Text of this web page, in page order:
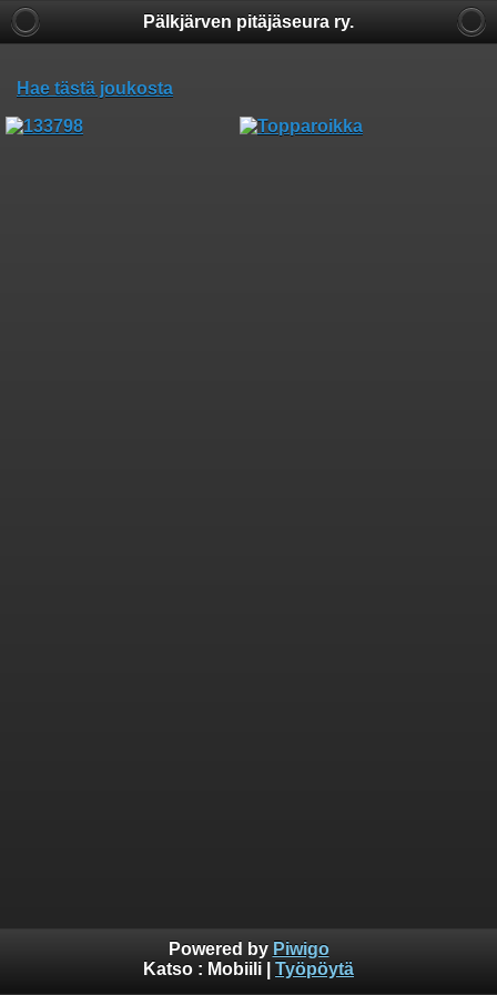
Pälkjärven pitäjäseura ry.
Hae tästä joukosta
Powered by Piwigo
Katso : Mobiili Työpöytä